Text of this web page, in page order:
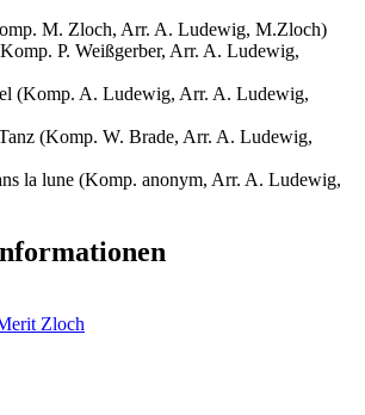
M. Zloch, Arr. A. Ludewig, M.Zloch)
P. Weißgerber, Arr. A. Ludewig,
(Komp. A. Ludewig, Arr. A. Ludewig,
(Komp. W. Brade, Arr. A. Ludewig,
la lune (Komp. anonym, Arr. A. Ludewig,
Zloch